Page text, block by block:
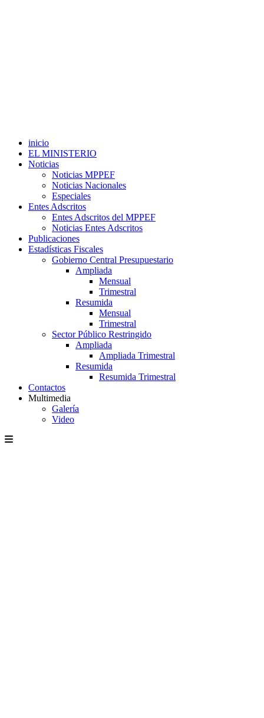
inicio
EL MINISTERIO
Noticias
Noticias MPPEF
Noticias Nacionales
Especiales
Entes Adscritos
Entes Adscritos del MPPEF
Noticias Entes Adscritos
Publicaciones
Estadísticas Fiscales
Gobierno Central Presupuestario
Ampliada
Mensual
Trimestral
Resumida
Mensual
Trimestral
Sector Público Restringido
Ampliada
Ampliada Trimestral
Resumida
Resumida Trimestral
Contactos
Multimedia
Galería
Video